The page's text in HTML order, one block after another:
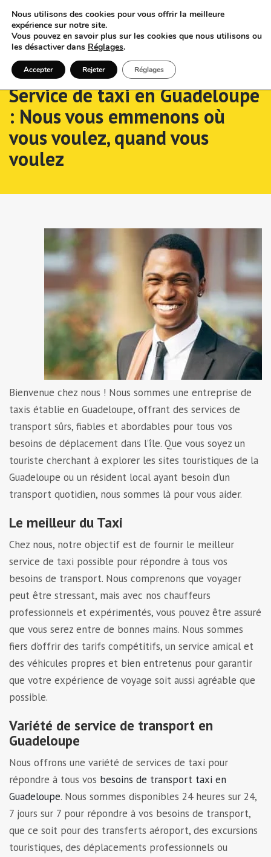
Service de taxi en Guadeloupe
: Nous vous emmenons où
vous voulez, quand vous
voulez
Bienvenue chez nous ! Nous sommes une entreprise de
taxis établie en Guadeloupe, offrant des services de
transport sûrs, fiables et abordables pour tous vos
besoins de déplacement dans l’île. Que vous soyez un
touriste cherchant à explorer les sites touristiques de la
Guadeloupe ou un résident local ayant besoin d’un
transport quotidien, nous sommes là pour vous aider.
Le meilleur du Taxi
Chez nous, notre objectif est de fournir le meilleur
service de taxi possible pour répondre à tous vos
besoins de transport. Nous comprenons que voyager
peut être stressant, mais avec nos chauffeurs
professionnels et expérimentés, vous pouvez être assuré
que vous serez entre de bonnes mains. Nous sommes
fiers d’offrir des tarifs compétitifs, un service amical et
des véhicules propres et bien entretenus pour garantir
que votre expérience de voyage soit aussi agréable que
possible.
Variété de service de transport en
Guadeloupe
Nous offrons une variété de services de taxi pour
répondre à tous vos besoins de transport taxi en
Guadeloupe. Nous sommes disponibles 24 heures sur 24,
7 jours sur 7 pour répondre à vos besoins de transport,
que ce soit pour des transferts aéroport, des excursions
touristiques, des déplacements professionnels ou
Nous utilisons des cookies pour vous offrir la meilleure
expérience sur notre site.
Vous pouvez en savoir plus sur les cookies que nous utilisons ou
les désactiver dans Réglages.
Accepter Rejeter Réglages